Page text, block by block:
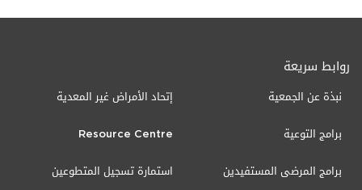
روابط سريعة
نبذة عن الجمعية
برامج التوعية
برامج المرضى المستفيدين
إتحاد الأمراض غير المعدية
Resource Centre
استمارة تسجيل المتطوعين